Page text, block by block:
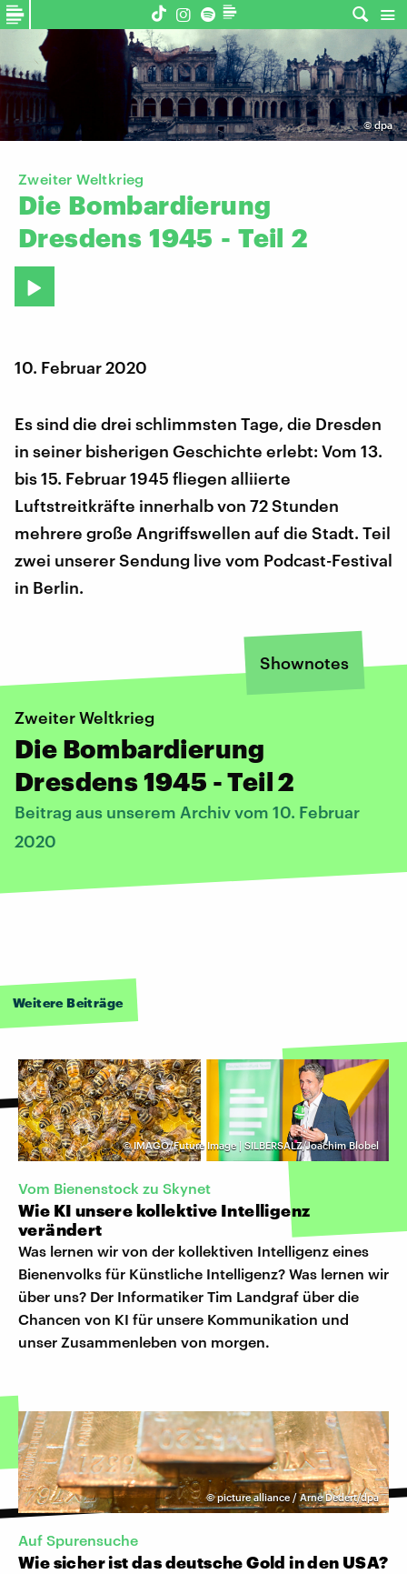
©dpa
Zweiter Weltkrieg
Die Bombardierung
Dresdens 1945 - Teil 2
10. Februar 2020
Es sind die drei schlimmsten Tage, die Dresden
in seiner bisherigen Geschichte erlebt: Vom 13.
bis 15. Februar 1945 fliegen alliierte
Luftstreitkräfte innerhalb von 72 Stunden
mehrere große Angriffswellen auf die Stadt. Teil
zwei unserer Sendung live vom Podcast-Festival
in Berlin.
Shownotes
Zweiter Weltkrieg
Die Bombardierung
Dresdens 1945 - Teil 2
Beitrag aus unserem Archiv vom 10. Februar
2020
Weitere Beiträge
©IMAGO/Future Image | SILBERSALZ/Joachim Blobel
Vom Bienenstock zu Skynet
Wie KI unsere kollektive Intelligenz
verändert
Was lernen wir von der kollektiven Intelligenz eines
Bienenvolks für Künstliche Intelligenz? Was lernen wir
über uns? Der Informatiker Tim Landgraf über die
Chancen von KI für unsere Kommunikation und
unser Zusammenleben von morgen.
©picture alliance / Arne Dedert/dpa
Auf Spurensuche
Wie sicher ist das deutsche Gold in den USA?